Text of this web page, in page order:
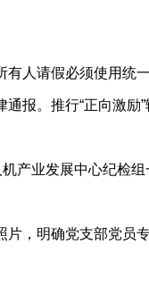
人请假必须使用统
报。推行“正向激励
产业发展中心纪检组
，明确党支部党员